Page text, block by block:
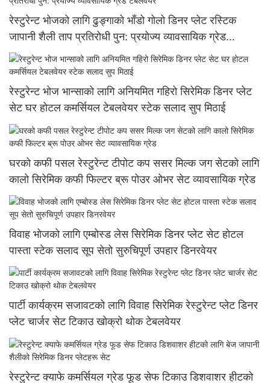
रेस्टुरेन्ट भोजको लागि ढुङ्गाको भाँडो गोलो डिनर प्लेट रस्टिक
जापानी शैली ताप प्रतिरोधी पुन: प्रयोज्य व्यावसायिक ग्रेड
टेबलवेयर
रेस्टुरेन्ट भोज भान्साको लागि अनियमित गहिरो सिरेमिक डिनर प्लेट
सेट घर होटल कमर्सियल टेबलवेयर स्टेक सलाद सुप मिठाई
घरको कफी पसल रेस्टुरेन्ट टीपोट कप ससर मिल्क जग सेटको लागि
कालो सिरेमिक कफी फिल्टर ब्रू पोउर ओभर सेट व्यावसायिक ग्रेड
विवाह भोजको लागि एम्बोस्ड लेस सिरेमिक डिनर प्लेट सेट होटल
पास्ता स्टेक सलाद सूप सेतो सुरुचिपूर्ण उपहार डिनरवेयर
पार्टी कार्यक्रम सजावटको लागि विवाह सिरेमिक रेस्टुरेन्ट प्लेट डिनर
प्लेट चार्जर सेट टिकाउ खोक्रो थोक टेबलवेयर
रेस्टुरेन्ट क्याफे कमर्सियल ग्रेड फूड सेफ टिकाउ डिशवाशर हीटको